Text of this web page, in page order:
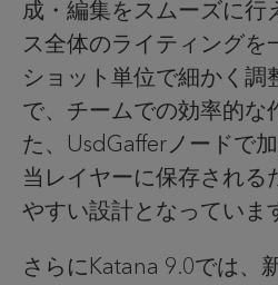
成・編集をスムーズに行
ス全体のライティングを
ショット単位で細かく調
で、チームでの効率的な
た、 UsdGaffer ノードで
当レイヤーに保存される
やすい設計となっていま
さらに Katana 9.0では、